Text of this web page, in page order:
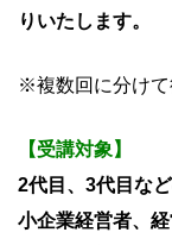
りいたします。
※複数回に分けて
【受講対象】
2代目、3代目な
小企業経営者、